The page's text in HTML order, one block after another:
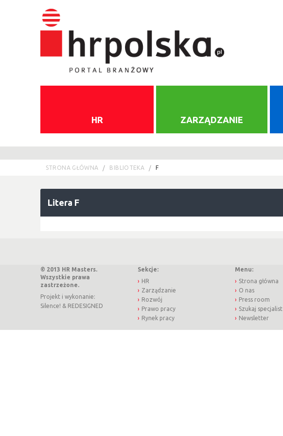
HR ZARZĄDZANIE
STRONA GŁÓWNA BIBLIOTEKA F
Litera F
© 2013 HR Masters.
Wszystkie prawa
zastrzeżone.
Projekt i wykonanie:
Silence! & REDESIGNED
Sekcje:
HR
Zarządzanie
Rozwój
Prawo pracy
Rynek pracy
Menu:
Strona główna
O nas
Press room
Szukaj specjalist
Newsletter